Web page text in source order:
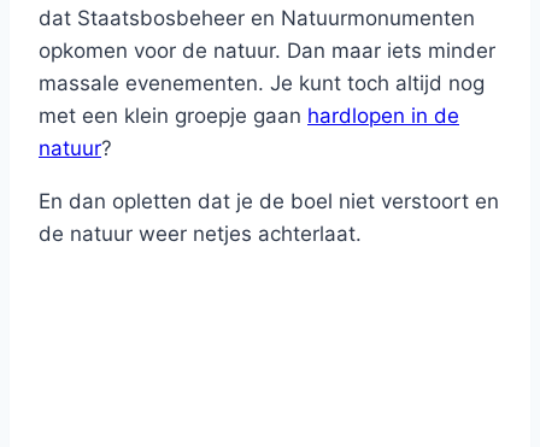
dat Staatsbosbeheer en Natuurmonumenten
opkomen voor de natuur. Dan maar iets minder
massale evenementen. Je kunt toch altijd nog
met een klein groepje gaan hardlopen in de
natuur?
En dan opletten dat je de boel niet verstoort en
de natuur weer netjes achterlaat.